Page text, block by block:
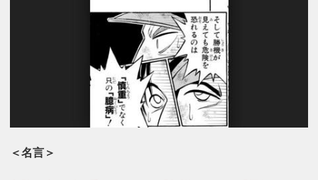
＜名言＞